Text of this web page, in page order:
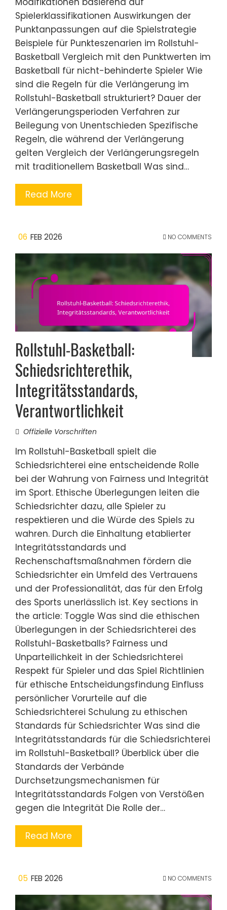
Spielerklassifikationen Auswirkungen der
Punktanpassungen auf die Spielstrategie
Beispiele für Punkteszenarien im Rollstuhl-
Basketball Vergleich mit den Punktwerten im
Basketball für nicht-behinderte Spieler Wie
sind die Regeln für die Verlängerung im
Rollstuhl-Basketball strukturiert? Dauer der
Verlängerungsperioden Verfahren zur
Beilegung von Unentschieden Spezifische
Regeln, die während der Verlängerung
gelten Vergleich der Verlängerungsregeln
mit traditionellem Basketball Was sind…
Read More
06 FEB 2026 NO COMMENTS
Rollstuhl-Basketball:
Schiedsrichterethik,
Integritätsstandards,
Verantwortlichkeit
Offizielle Vorschriften
Im Rollstuhl-Basketball spielt die
Schiedsrichterei eine entscheidende Rolle
bei der Wahrung von Fairness und Integrität
im Sport. Ethische Überlegungen leiten die
Schiedsrichter dazu, alle Spieler zu
respektieren und die Würde des Spiels zu
wahren. Durch die Einhaltung etablierter
Integritätsstandards und
Rechenschaftsmaßnahmen fördern die
Schiedsrichter ein Umfeld des Vertrauens
und der Professionalität, das für den Erfolg
des Sports unerlässlich ist. Key sections in
the article: Toggle Was sind die ethischen
Überlegungen in der Schiedsrichterei des
Rollstuhl-Basketballs? Fairness und
Unparteilichkeit in der Schiedsrichterei
Respekt für Spieler und das Spiel Richtlinien
für ethische Entscheidungsfindung Einfluss
persönlicher Vorurteile auf die
Schiedsrichterei Schulung zu ethischen
Standards für Schiedsrichter Was sind die
Integritätsstandards für die Schiedsrichterei
im Rollstuhl-Basketball? Überblick über die
Standards der Verbände
Durchsetzungsmechanismen für
Integritätsstandards Folgen von Verstößen
gegen die Integrität Die Rolle der…
Read More
05 FEB 2026 NO COMMENTS